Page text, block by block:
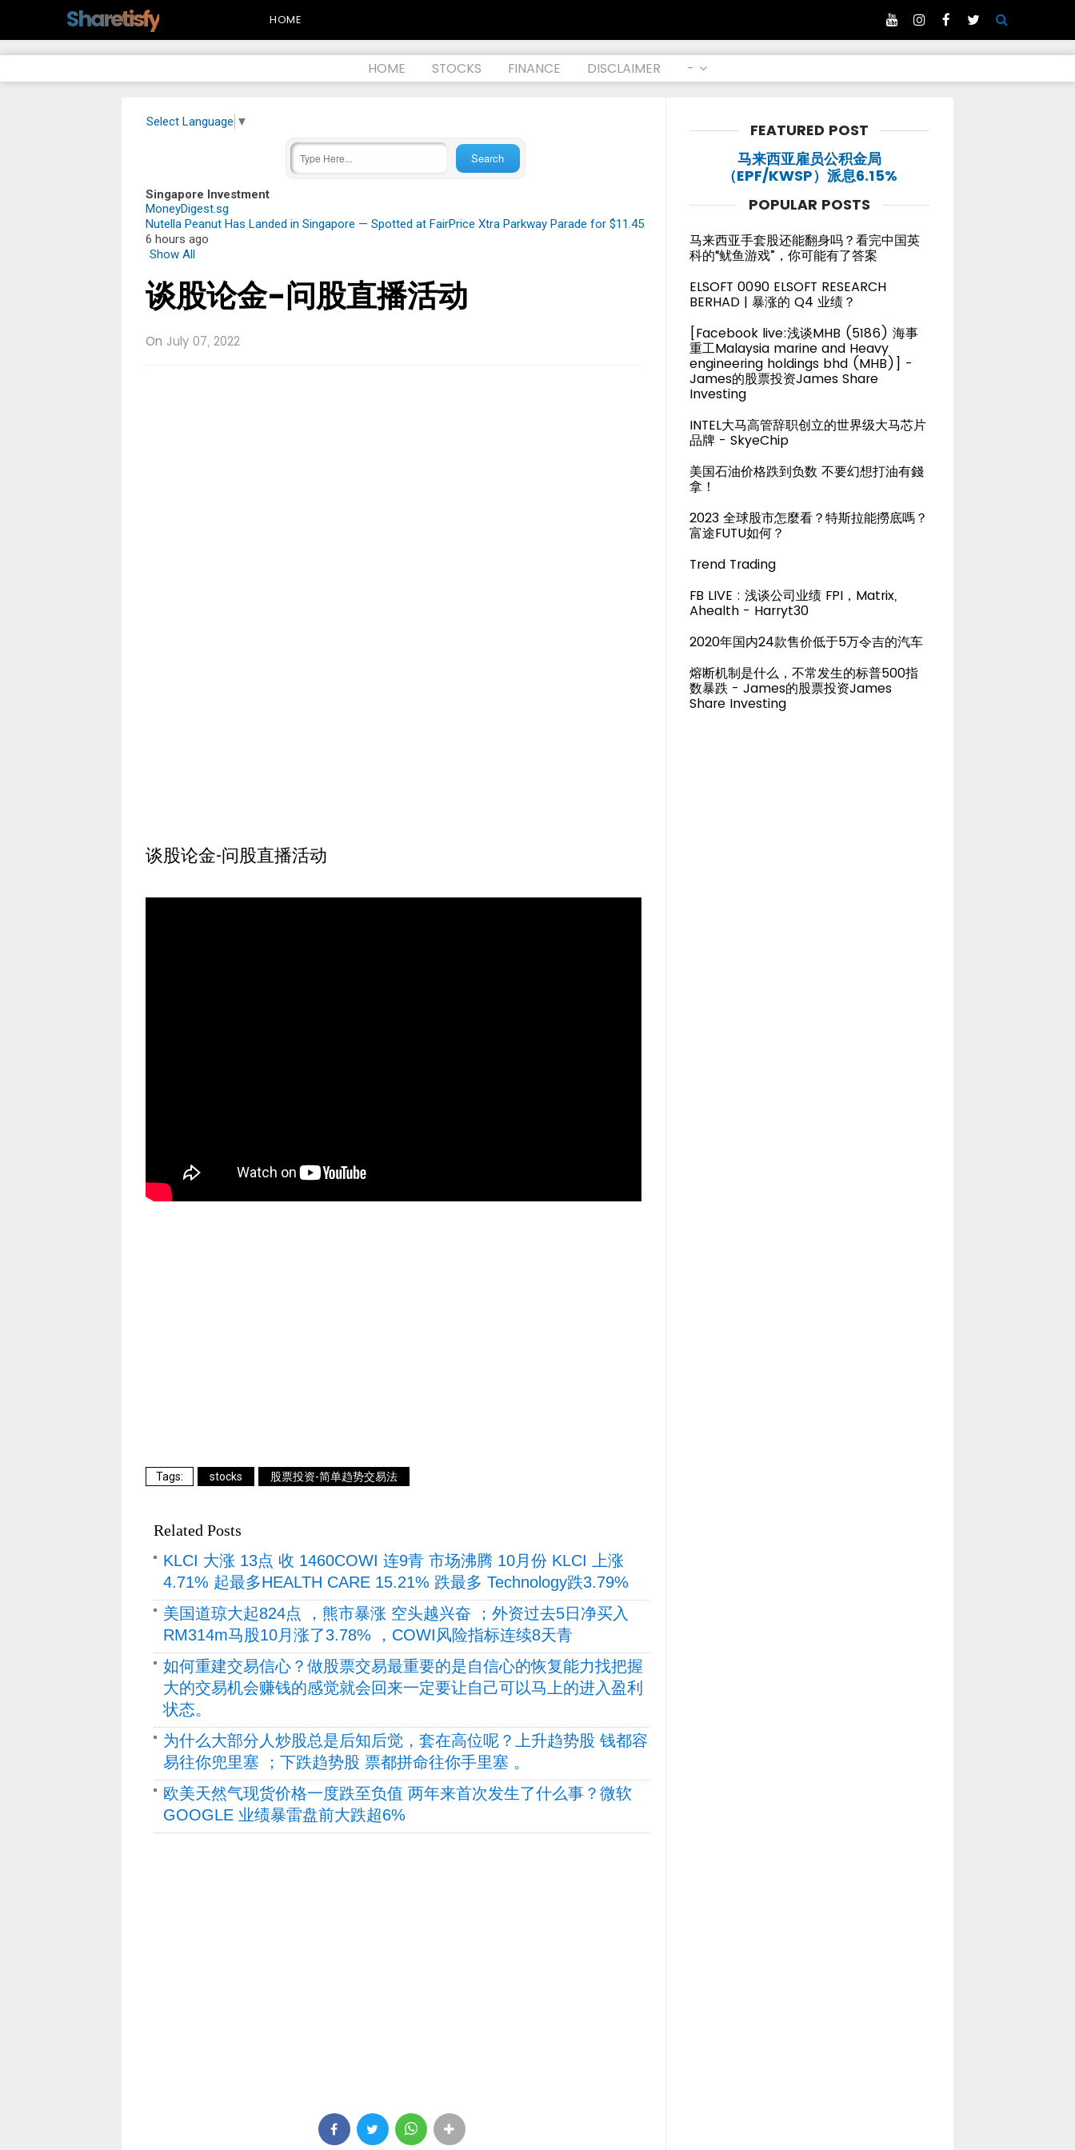
Sharetisfy HOME
HOME STOCKS FINANCE DISCLAIMER -
Select Language ▼
Singapore Investment
MoneyDigest.sg
Nutella Peanut Has Landed in Singapore — Spotted at FairPrice Xtra Parkway Parade for $11.45
6 hours ago
Show All
谈股论金-问股直播活动
On July 07, 2022
谈股论金-问股直播活动
stocks 股票投资-简单趋势交易法
Related Posts
KLCI 大涨 13点 收 1460COWI 连9青 市场沸腾 10月份 KLCI 上涨
4.71% 起最多HEALTH CARE 15.21% 跌最多 Technology跌3.79%
美国道琼大起824点 ，熊市暴涨 空头越兴奋 ；外资过去5日净买入
RM314m马股10月涨了3.78% ，COWI风险指标连续8天青
如何重建交易信心？做股票交易最重要的是自信心的恢复能力找把握
大的交易机会赚钱的感觉就会回来一定要让自己可以马上的进入盈利
状态。
为什么大部分人炒股总是后知后觉，套在高位呢？上升趋势股 钱都容
易往你兜里塞 ；下跌趋势股 票都拼命往你手里塞 。
欧美天然气现货价格一度跌至负值 两年来首次发生了什么事？微软
GOOGLE 业绩暴雷盘前大跌超6%
FEATURED POST
马来西亚雇员公积金局
（EPF/KWSP）派息6.15%
POPULAR POSTS
马来西亚手套股还能翻身吗？看完中国英
科的“鱿鱼游戏”，你可能有了答案
ELSOFT 0090 ELSOFT RESEARCH
BERHAD | 暴涨的 Q4 业绩？
[Facebook live:浅谈MHB (5186) 海事
重工Malaysia marine and Heavy
engineering holdings bhd (MHB)] -
James的股票投资James Share
Investing
INTEL大马高管辞职创立的世界级大马芯片
品牌 - SkyeChip
美国石油价格跌到负数 不要幻想打油有錢
拿！
2023 全球股市怎麼看？特斯拉能撈底嗎？
富途FUTU如何？
Trend Trading
FB LIVE : 浅谈公司业绩 FPI，Matrix,
Ahealth - Harryt30
2020年国内24款售价低于5万令吉的汽车
熔断机制是什么，不常发生的标普500指
数暴跌 - James的股票投资James
Share Investing